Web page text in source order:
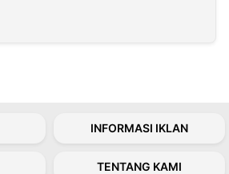
INFORMASI IKLAN
TENTANG KAMI